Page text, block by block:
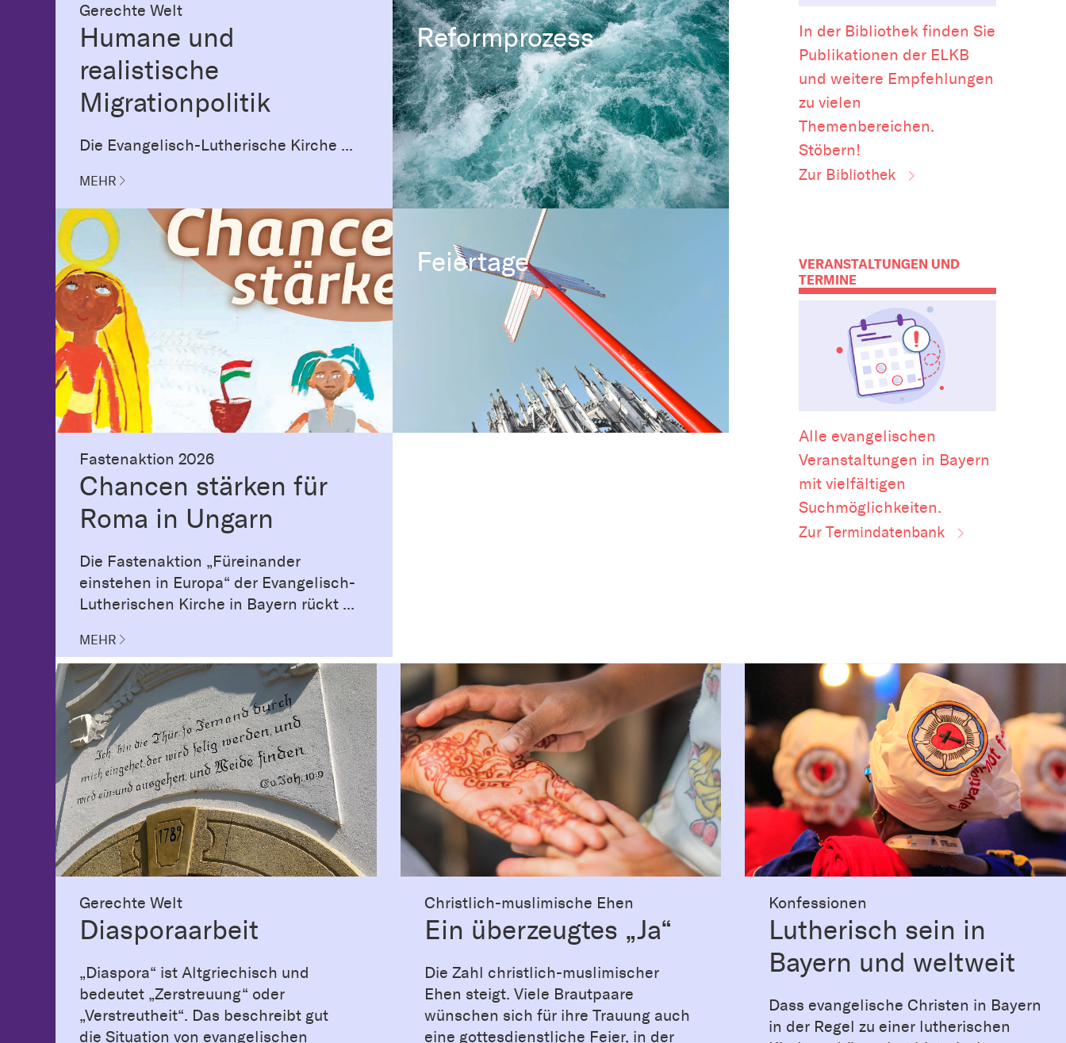
Gerechte Welt
Humane und
realistische
Migrationpolitik
Die Evangelisch-Lutherische Kirche ...
MEHR
Fastenaktion 2026
Chancen stärken für
Roma in Ungarn
Die Fastenaktion „Füreinander
einstehen in Europa“ der Evangelisch-
Lutherischen Kirche in Bayern rückt ...
MEHR
Reformprozess
Feiertage
In der Bibliothek finden Sie
Publikationen der ELKB
und weitere Empfehlungen
zu vielen
Themenbereichen.
Stöbern!
Zur Bibliothek
VERANSTALTUNGEN UND
TERMINE
Alle evangelischen
Veranstaltungen in Bayern
mit vielfältigen
Suchmöglichkeiten.
Zur Termindatenbank
Gerechte Welt
Diasporaarbeit
„Diaspora“ ist Altgriechisch und
bedeutet „Zerstreuung“ oder
„Verstreutheit“. Das beschreibt gut
die Situation von evangelischen
Christlich-muslimische Ehen
Ein überzeugtes „Ja“
Die Zahl christlich-muslimischer
Ehen steigt. Viele Brautpaare
wünschen sich für ihre Trauung auch
eine gottesdienstliche Feier, in der
Konfessionen
Lutherisch sein in
Bayern und weltweit
Dass evangelische Christen in Bayern
in der Regel zu einer lutherischen